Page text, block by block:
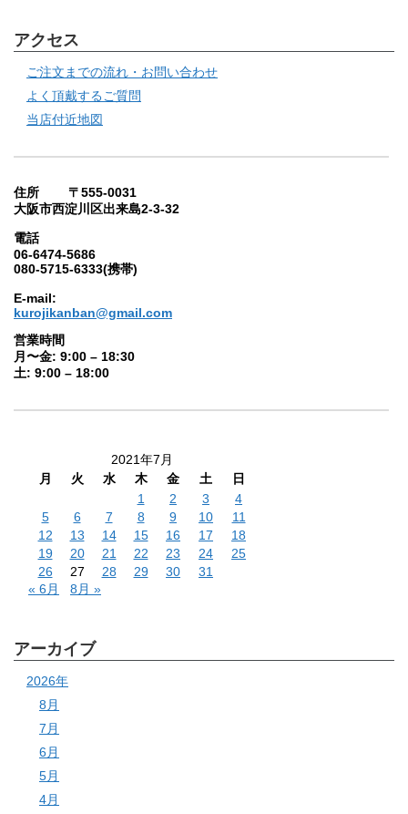
アクセス
ご注文までの流れ・お問い合わせ
よく頂戴するご質問
当店付近地図
住所 〒555-0031
大阪市西淀川区出来島2-3-32
電話
06-6474-5686
080-5715-6333(携帯)
E-mail:
kurojikanban@gmail.com
営業時間
月〜金: 9:00 – 18:30
土: 9:00 – 18:00
2021年7月
月
火 水 木 金 土
日
1
2 3
4
5
6 7 8 9 10
11
12
13 14 15 16 17
18
19
20 21 22 23 24
25
26
27 28 29 30
31
« 6月
8月 »
アーカイブ
2026年
8月
7月
6月
5月
4月